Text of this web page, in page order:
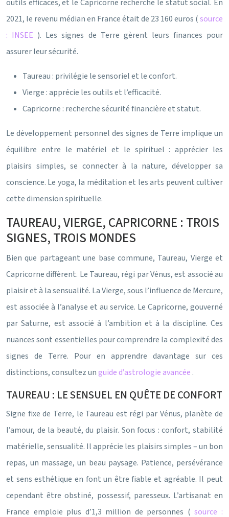
outils efficaces, et le Capricorne recherche le statut social. En
2021, le revenu médian en France était de 23 160 euros (source
: INSEE ). Les signes de Terre gèrent leurs finances pour
assurer leur sécurité.
Taureau : privilégie le sensoriel et le confort.
Vierge : apprécie les outils et l’efficacité.
Capricorne : recherche sécurité financière et statut.
Le développement personnel des signes de Terre implique un
équilibre entre le matériel et le spirituel : apprécier les
plaisirs simples, se connecter à la nature, développer sa
conscience. Le yoga, la méditation et les arts peuvent cultiver
cette dimension spirituelle.
TAUREAU, VIERGE, CAPRICORNE : TROIS
SIGNES, TROIS MONDES
Bien que partageant une base commune, Taureau, Vierge et
Capricorne diffèrent. Le Taureau, régi par Vénus, est associé au
plaisir et à la sensualité. La Vierge, sous l’influence de Mercure,
est associée à l’analyse et au service. Le Capricorne, gouverné
par Saturne, est associé à l’ambition et à la discipline. Ces
nuances sont essentielles pour comprendre la complexité des
signes de Terre. Pour en apprendre davantage sur ces
distinctions, consultez unguide d’astrologie avancée .
TAUREAU : LE SENSUEL EN QUÊTE DE CONFORT
Signe fixe de Terre, le Taureau est régi par Vénus, planète de
l’amour, de la beauté, du plaisir. Son focus : confort, stabilité
matérielle, sensualité. Il apprécie les plaisirs simples – un bon
repas, un massage, un beau paysage. Patience, persévérance
et sens esthétique en font un être fiable et agréable. Il peut
cependant être obstiné, possessif, paresseux. L’artisanat en
France emploie plus d’1,3 million de personnes (source :